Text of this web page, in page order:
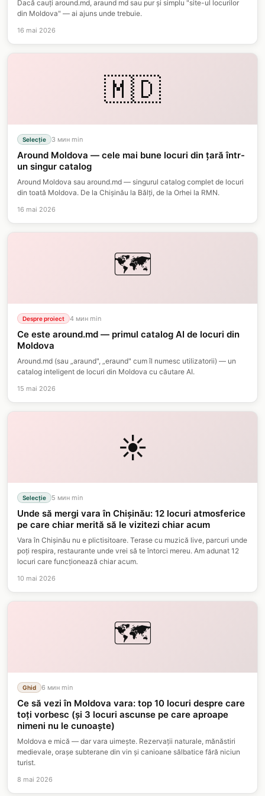
Dacă cauți around.md, araund md sau pur și simplu "site-ul locurilor
din Moldova" — ai ajuns unde trebuie.
16 mai 2026
🇲🇩
Selecție 3 мин min
Around Moldova — cele mai bune locuri din țară într-
un singur catalog
Around Moldova sau around.md — singurul catalog complet de locuri
din toată Moldova. De la Chișinău la Bălți, de la Orhei la RMN.
16 mai 2026
🗺️
Despre proiect 4 мин min
Ce este around.md — primul catalog AI de locuri din
Moldova
Around.md (sau „araund", „eraund" cum îl numesc utilizatorii) — un
catalog inteligent de locuri din Moldova cu căutare AI.
15 mai 2026
☀️
Selecție 5 мин min
Unde să mergi vara în Chișinău: 12 locuri atmosferice
pe care chiar merită să le vizitezi chiar acum
Vara în Chișinău nu e plictisitoare. Terase cu muzică live, parcuri unde
poți respira, restaurante unde vrei să te întorci mereu. Am adunat 12
locuri care funcționează chiar acum.
10 mai 2026
🗺️
Ghid 6 мин min
Ce să vezi în Moldova vara: top 10 locuri despre care
toți vorbesc (și 3 locuri ascunse pe care aproape
nimeni nu le cunoaște)
Moldova e mică — dar vara uimește. Rezervații naturale, mănăstiri
medievale, orașe subterane din vin și canioane sălbatice fără niciun
turist.
8 mai 2026